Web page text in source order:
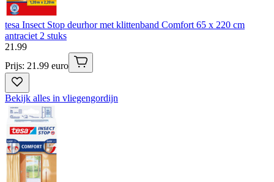
tesa Insect Stop deurhor met klittenband Comfort 65 x 220 cm
antraciet 2 stuks
21 .99
Prijs: 21.99 euro
Bekijk alles in vliegengordijn